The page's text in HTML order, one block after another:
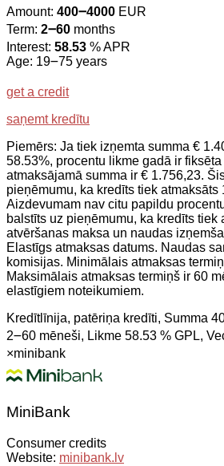
Amount: 400౼4000 EUR
Term: 2౼60 months
Interest: 58.53 % APR
Age: 19౼75 years
get a credit
saņemt kredītu
Piemērs: Ja tiek izņemta summa €
58.53%, procentu likme gadā ir
atmaksājamā summa ir € 1.756,23.
pieņēmumu, ka kredīts tiek atmaksāts
Aizdevumam nav citu papildu
balstīts uz pieņēmumu, ka kredīts tiek
atvēršanas maksa un naudas
Elastīgs atmaksas datums. Naudas
komisijas. Minimālais atmaksas
Maksimālais atmaksas termiņš ir 60
elastīgiem noteikumiem.
Kredītlīnija, patēriņa kredīti, Summa
2౼60 mēneši, Likme 58.53 % GPL,
×minibank
MiniBank
Consumer credits
Website: minibank.lv